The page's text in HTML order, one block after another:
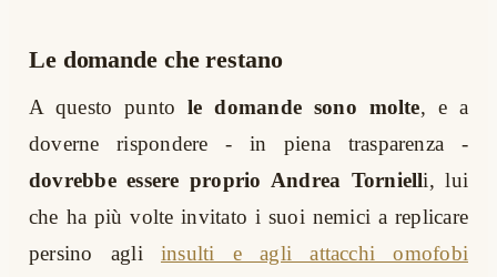
Le domande che restano
A questo puntole domande sono molte, e a
doverne rispondere - in piena trasparenza -
dovrebbe essere proprio Andrea Tornielli, lui
che ha più volte invitato i suoi nemici a replicare
persino agli insulti e agli attacchi omofobi